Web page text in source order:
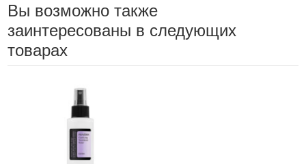
Вы возможно также
заинтересованы в следующих
товарах